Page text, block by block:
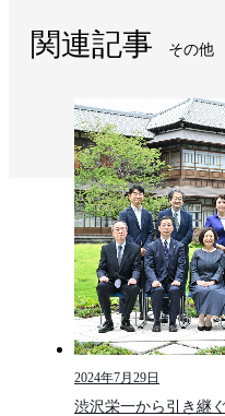
関連記事 その他
2024年7月29日
渋沢栄一から引き継